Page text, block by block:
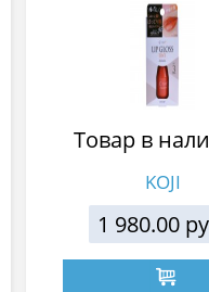
Товар в
KOJI
1 980.00